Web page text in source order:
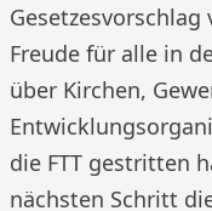
Freude für alle in
über Kirchen,
die FTT gestritten
nächsten Schritt